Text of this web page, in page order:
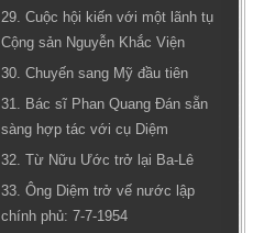
29. Cuộc hội kiến với một lãnh tụ
Cộng sản Nguyễn Khắc Viện
30. Chuyến sang Mỹ đầu tiên
31. Bác sĩ Phan Quang Đán sẵn
sàng hợp tác với cụ Diệm
32. Từ Nữu Ước trở lại Ba-Lê
33. Ông Diệm trở vế nước lập
chính phủ: 7-7-1954